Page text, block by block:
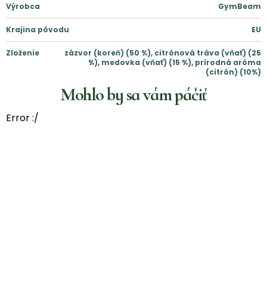
Výrobca GymBeam
Krajina pôvodu EU
Zloženie
zázvor (koreň) (50 %), citrónová tráva (vňať) (25
%), medovka (vňať) (15 %), prírodná aróma
(citrón) (10%)
Mohlo by sa vám páčiť
Error :/